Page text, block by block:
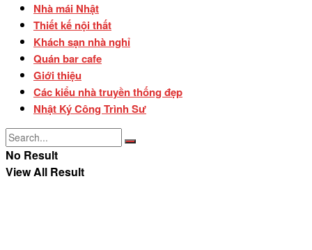
Nhà mái Nhật
Thiết kế nội thất
Khách sạn nhà nghỉ
Quán bar cafe
Giới thiệu
Các kiểu nhà truyền thống đẹp
Nhật Ký Công Trình Sư
No Result
View All Result